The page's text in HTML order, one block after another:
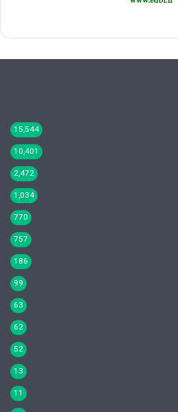
15,544
10,401
2,472
1,034
770
757
186
99
63
62
52
13
11